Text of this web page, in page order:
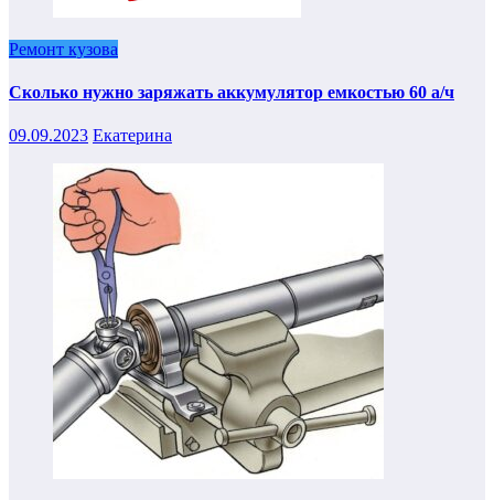
Ремонт кузова
Сколько нужно заряжать аккумулятор емкостью 60 а/ч
09.09.2023 Екатерина